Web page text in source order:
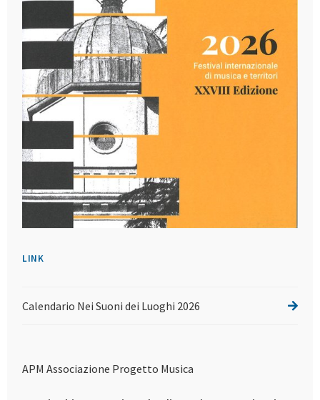
LINK
Calendario Nei Suoni dei Luoghi 2026
APM Associazione Progetto Musica